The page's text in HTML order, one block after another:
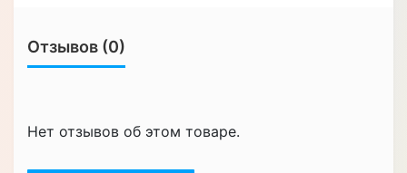
Отзывов (0)
Нет отзывов об этом товаре.